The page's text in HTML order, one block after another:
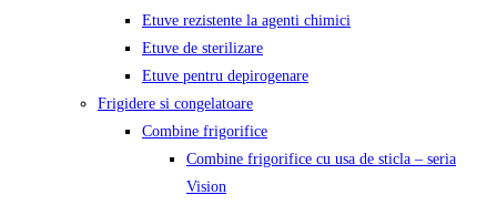
Etuve rezistente la agenti chimici
Etuve de sterilizare
Etuve pentru depirogenare
Frigidere si congelatoare
Combine frigorifice
Combine frigorifice cu usa de sticla – seria
Vision